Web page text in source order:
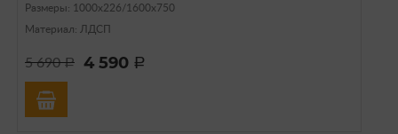
Размеры: 1000х226/1600х750
Материал: ЛДСП
5 690a 4 590 a